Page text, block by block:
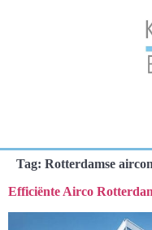
Tag: Rotterdamse
Efficiënte Airco